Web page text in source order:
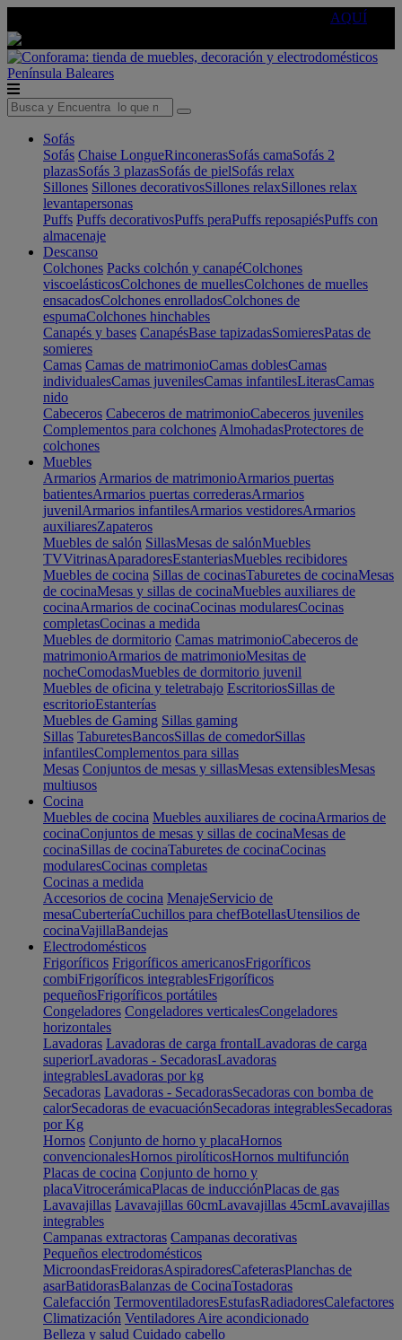
AQUÍ
Península Baleares
Sofás
Sofás Chaise LongueRinconerasSofás camaSofás 2
plazasSofás 3 plazasSofás de pielSofás relax
Sillones Sillones decorativosSillones relaxSillones relax
levantapersonas
Puffs Puffs decorativosPuffs peraPuffs reposapiésPuffs con
almacenaje
Descanso
Colchones Packs colchón y canapéColchones
viscoelásticosColchones de muellesColchones de muelles
ensacadosColchones enrolladosColchones de
espumaColchones hinchables
Canapés y bases CanapésBase tapizadasSomieresPatas de
somieres
Camas Camas de matrimonioCamas doblesCamas
individualesCamas juvenilesCamas infantilesLiterasCamas
nido
Cabeceros Cabeceros de matrimonioCabeceros juveniles
Complementos para colchones AlmohadasProtectores de
colchones
Muebles
Armarios Armarios de matrimonioArmarios puertas
batientesArmarios puertas correderasArmarios
juvenilArmarios infantilesArmarios vestidoresArmarios
auxiliaresZapateros
Muebles de salón SillasMesas de salónMuebles
TVVitrinasAparadoresEstanteriasMuebles recibidores
Muebles de cocina Sillas de cocinasTaburetes de cocinaMesas
de cocinaMesas y sillas de cocinaMuebles auxiliares de
cocinaArmarios de cocinaCocinas modularesCocinas
completasCocinas a medida
Muebles de dormitorio Camas matrimonioCabeceros de
matrimonioArmarios de matrimonioMesitas de
nocheComodasMuebles de dormitorio juvenil
Muebles de oficina y teletrabajo EscritoriosSillas de
escritorioEstanterías
Muebles de Gaming Sillas gaming
Sillas TaburetesBancosSillas de comedorSillas
infantilesComplementos para sillas
Mesas Conjuntos de mesas y sillasMesas extensiblesMesas
multiusos
Cocina
Muebles de cocina Muebles auxiliares de cocinaArmarios de
cocinaConjuntos de mesas y sillas de cocinaMesas de
cocinaSillas de cocinaTaburetes de cocinaCocinas
modularesCocinas completas
Cocinas a medida
Accesorios de cocina MenajeServicio de
mesaCuberteríaCuchillos para chefBotellasUtensilios de
cocinaVajillaBandejas
Electrodomésticos
Frigoríficos Frigoríficos americanosFrigoríficos
combiFrigoríficos integrablesFrigoríficos
pequeñosFrigoríficos portátiles
Congeladores Congeladores verticalesCongeladores
horizontales
Lavadoras Lavadoras de carga frontalLavadoras de carga
superiorLavadoras - SecadorasLavadoras
integrablesLavadoras por kg
Secadoras Lavadoras - SecadorasSecadoras con bomba de
calorSecadoras de evacuaciónSecadoras integrablesSecadoras
por Kg
Hornos Conjunto de horno y placaHornos
convencionalesHornos pirolíticosHornos multifunción
Placas de cocina Conjunto de horno y
placaVitrocerámicaPlacas de inducciónPlacas de gas
Lavavajillas Lavavajillas 60cmLavavajillas 45cmLavavajillas
integrables
Campanas extractoras Campanas decorativas
Pequeños electrodomésticos
MicroondasFreidorasAspiradoresCafeterasPlanchas de
asarBatidorasBalanzas de CocinaTostadoras
Calefacción TermoventiladoresEstufasRadiadoresCalefactores
Climatización Ventiladores Aire acondicionado
Belleza y salud Cuidado cabello